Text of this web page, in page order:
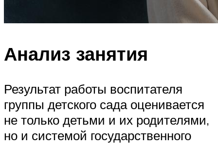
Анализ занятия
Результат работы воспитателя
группы детского сада оценивается
не только детьми и их родителями,
но и системой государственного